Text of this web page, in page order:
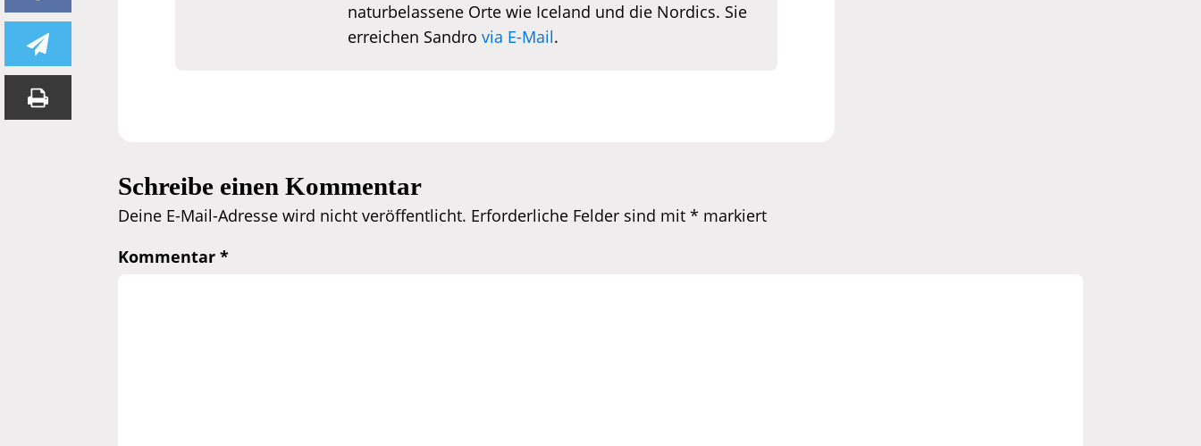
naturbelassene Orte wie Iceland und die Nordics. Sie
erreichen Sandro via E-Mail.
Schreibe einen Kommentar
Deine E-Mail-Adresse wird nicht veröffentlicht. Erforderliche Felder sind mit * markiert
Kommentar *